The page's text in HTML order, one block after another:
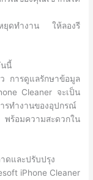
ดทำงาน ให้ลองรี
นนี้
ว การดูแลรักษาข้อมูล
Cleaner จะเป็น
รทำงานของอุปกรณ์
ร้อมความสะดวกใน
ดและปรับปรุง
iPhone Cleaner